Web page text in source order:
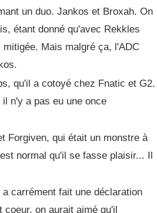
un duo. Jankos et Broxah. On
étant donné qu'avec Rekkles
Mais malgré ça, l'ADC
qu'il a cotoyé chez Fnatic et G2.
il n'y a pas eu une once
Forgiven, qui était un monstre à
normal qu'il se fasse plaisir... Il
carrément fait une déclaration
on aurait aimé qu'il